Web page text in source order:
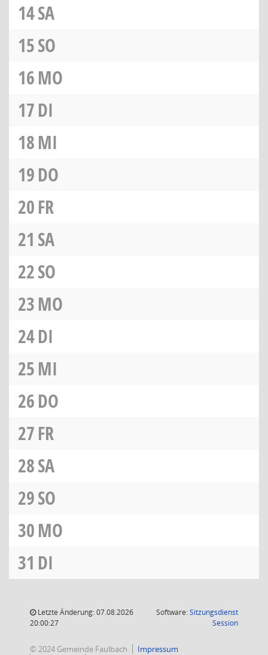
14SA
15SO
16MO
17DI
18MI
19DO
20FR
21 SA
22SO
23MO
24DI
25MI
26DO
27FR
28SA
29SO
30MO
31 DI
Letzte Änderung: 07.08.2026
20:00:27
Software:Sitzungsdienst
Session(Wird in
© 2024 Gemeinde Faulbach
Impressum